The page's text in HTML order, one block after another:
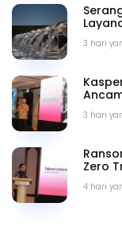
3 hari
3 hari
4 hari
Zero